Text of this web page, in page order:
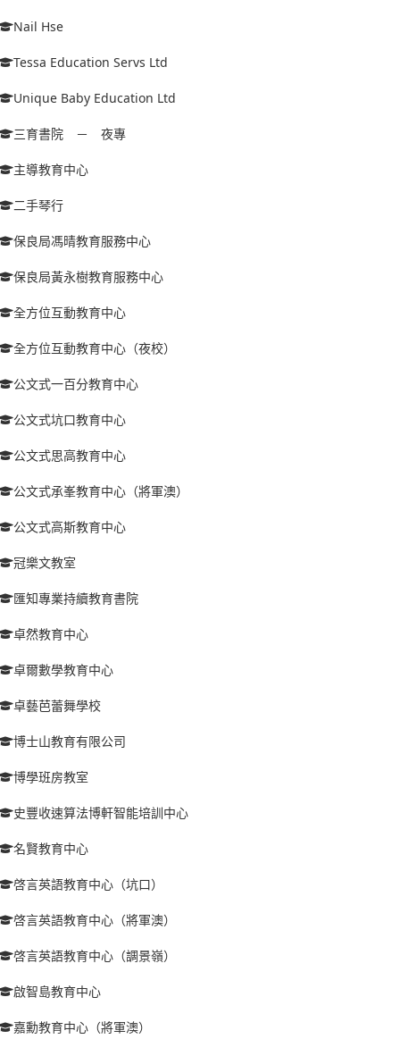
Nail Hse
Tessa Education Servs Ltd
Unique Baby Education Ltd
三育書院 － 夜專
主導教育中心
二手琴行
保良局馮晴教育服務中心
保良局黃永樹教育服務中心
全方位互動教育中心
全方位互動教育中心（夜校）
公文式一百分教育中心
公文式坑口教育中心
公文式思高教育中心
公文式承峯教育中心（將軍澳）
公文式高斯教育中心
冠樂文教室
匯知專業持續教育書院
卓然教育中心
卓爾數學教育中心
卓藝芭蕾舞學校
博士山教育有限公司
博學班房教室
史豐收速算法博軒智能培訓中心
名賢教育中心
啓言英語教育中心（坑口）
啓言英語教育中心（將軍澳）
啓言英語教育中心（調景嶺）
啟智島教育中心
嘉勳教育中心（將軍澳）